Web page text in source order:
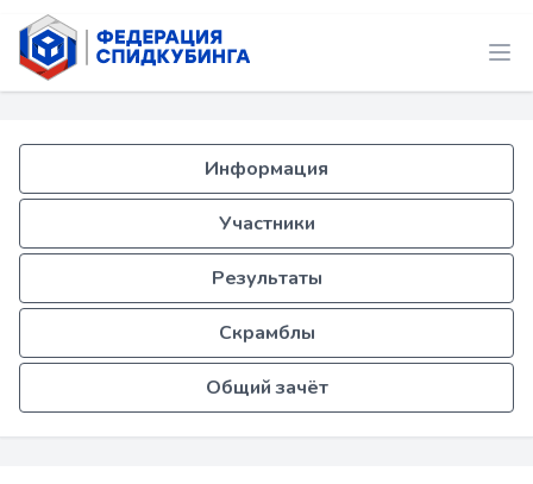
Информация
Участники
Результаты
Скрамблы
Общий зачёт